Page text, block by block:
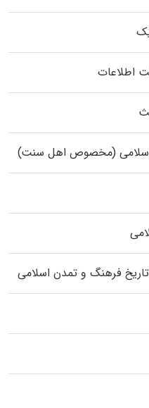
اطلاعات
اسلامی (مخصوص اهل سنت)
فرهنگ و تمدن اسلامی